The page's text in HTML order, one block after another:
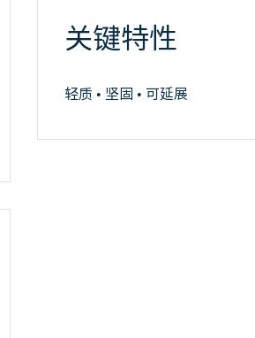
关键特性
轻质 • 坚固 • 可延展